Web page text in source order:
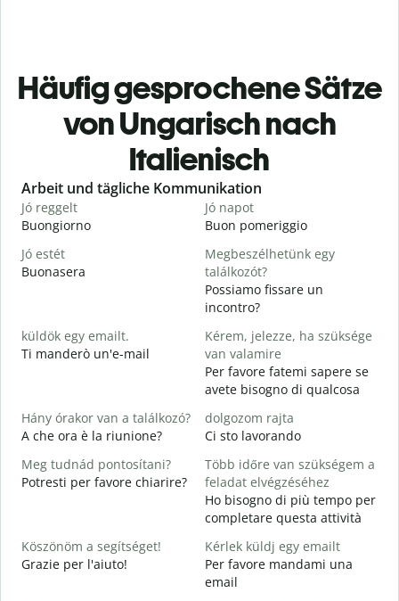
Häufig gesprochene Sätze
von Ungarisch nach
Italienisch
Slide 1 of 6
Arbeit und tägliche Kommunikation
Jó reggelt
Buongiorno
Jó napot
Buon pomeriggio
Jó estét
Buonasera
Megbeszélhetünk egy
találkozót?
Possiamo fissare un
incontro?
küldök egy emailt.
Ti manderò un'e-mail
Kérem, jelezze, ha szüksége
van valamire
Per favore fatemi sapere se
avete bisogno di qualcosa
Hány órakor van a találkozó?
A che ora è la riunione?
dolgozom rajta
Ci sto lavorando
Meg tudnád pontosítani?
Potresti per favore chiarire?
Több időre van szükségem a
feladat elvégzéséhez
Ho bisogno di più tempo per
completare questa attività
Köszönöm a segítséget!
Grazie per l'aiuto!
Kérlek küldj egy emailt
Per favore mandami una
email